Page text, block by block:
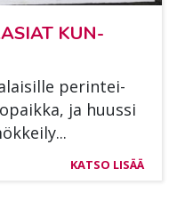
KUN­
pe­rin­tei­
ja huus­si
KATSO LISÄÄ